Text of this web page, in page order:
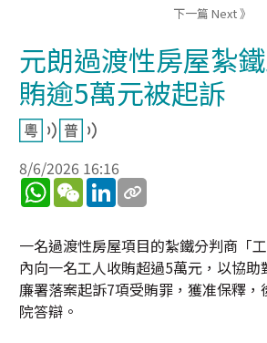
下一篇 Next 》
元朗過渡性房屋紮
賄逾5萬元被起訴
8/6/2026 16:16
WhatsApp
WeChatLinkedIn
一名過渡性房屋項目的紮鐵分判商「
內向一名工人收賄超過5萬元，以協
廉署落案起訴7項受賄罪，獲准保釋
院答辯。